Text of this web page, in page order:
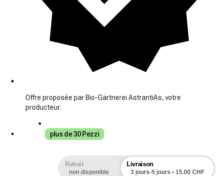
Offre proposée par Bio-Gärtnerei AstrantiAs, votre
producteur.
plus de 30 Pezzi
Retrait
non disponible
Livraison
3 jours-5 jours • 15.00 CHF